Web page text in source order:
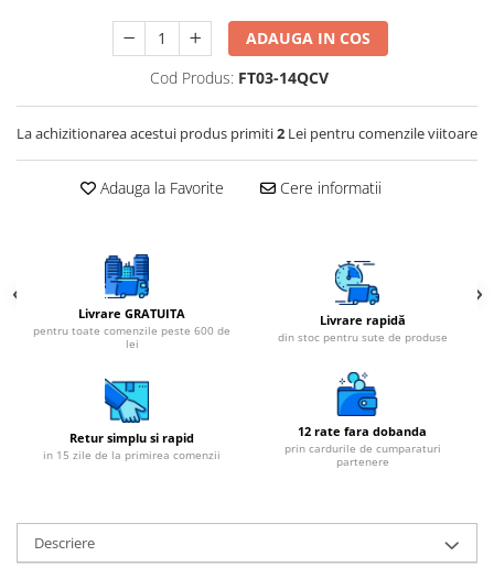
ADAUGA IN COS
Cod Produs: FT03-14QCV
La achizitionarea acestui produs primiti2 Lei pentru comenzile viitoare
Adauga la Favorite Cere informatii
Livrare GRATUITA
pentru toate comenzile peste 600 de
lei
Livrare rapidă
din stoc pentru sute de produse
Retur simplu si rapid
in 15 zile de la primirea comenzii
12 rate fara dobanda
prin cardurile de cumparaturi
partenere
Descriere